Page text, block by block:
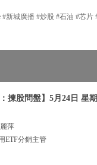
新城廣播 #炒股 #石油 #芯
揀股問盤】5月24日 星
萍
ETF分銷主管